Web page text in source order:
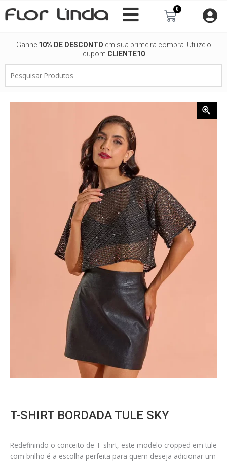
para
0
Carrinho
Ganhe 10% DE DESCONTO em sua primeira compra. Utilize o
cupom CLIENTE10
Produtos
T-SHIRT BORDADA TULE SKY
Redefinindo o conceito de T-shirt, este modelo cropped em tule
com brilho é a escolha perfeita para quem deseja adicionar um